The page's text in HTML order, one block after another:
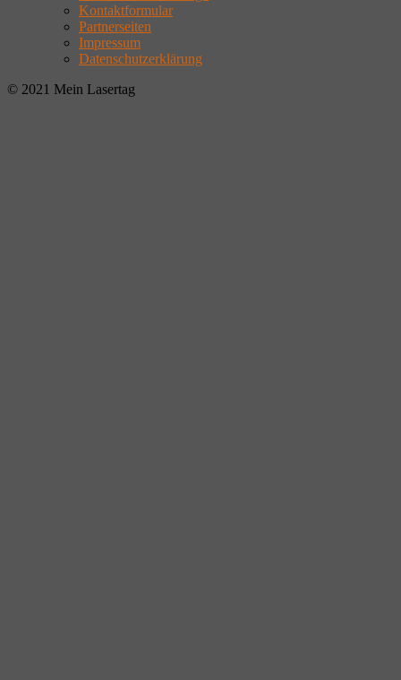
Kontaktformular
Partnerseiten
Impressum
Datenschutzerklärung
© 2021 Mein Lasertag